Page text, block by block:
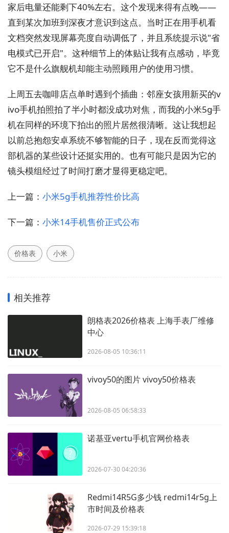
家后电量还能剩下40%左右。这个发现来得有点晚——
直到某次加班到深夜才意识到这点。当时正在用手机看
文档突然发现屏幕亮度自动调低了，并且系统提示说"省
电模式已开启"。这种细节上的体贴让我有点感动，毕竟
它不是什么旗舰机却能主动照顾用户的使用习惯。
上周五去咖啡店点单时遇到个插曲：邻座女孩用新买的v
ivo手机拍照拍了半小时都没成功对焦，而我的小米5g手
机在同样的环境下拍出的照片居然很清晰。这让我想起
以前总抱怨安卓系统不够智能的日子，现在反而觉得这
部机器的某些设计还挺实用的。也有可能只是因为它的
镜头模组经过了时间打磨才显得更稳定吧。
上一篇： 小米5g手机推荐性价比高
下一篇： 小米14手机售价正式公布
价格表 小米
相关推荐
朗格表2026价格表 上海手表厂维修
中心
2026-08-05 10:36:11
vivoy50的图片 vivoy50价格表
2026-08-05 06:58:33
诺基亚vertu手机官网价格表
2026-07-30 04:20:36
Redmi14R5G多少钱 redmi14r5g上
市时间及价格表
2026-07-29 15:39:18